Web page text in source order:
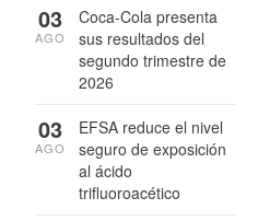
Coca-Cola presenta
sus resultados del
segundo trimestre de
2026
03
AGO
EFSA reduce el nivel
seguro de exposición
al ácido
trifluoroacético
03
AGO